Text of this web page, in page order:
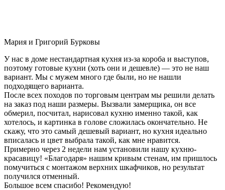
Мария и Григорий Бурковы
У нас в доме нестандартная кухня из-за короба и выступов,
поэтому готовые кухни (хоть они и дешевле) — это не наш
вариант. Мы с мужем много где были, но не нашли
подходящего варианта.
После всех походов по торговым центрам мы решили делать
на заказ под наши размеры. Вызвали замерщика, он все
обмерил, посчитал, нарисовал кухню именно такой, как
хотелось, и картинка в голове сложилась окончательно. Не
скажу, что это самый дешевый вариант, но кухня идеально
вписалась и цвет выбрала такой, как мне нравится.
Примерно через 2 недели нам установили нашу кухню-
красавицу! «Благодаря» нашим кривым стенам, им пришлось
помучиться с монтажом верхних шкафчиков, но результат
получился отменный.
Большое всем спасибо! Рекомендую!